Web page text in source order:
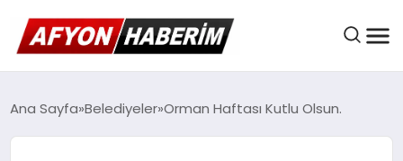
AFYON HABER
Ana Sayfa Belediyeler Orman Haftası Kutlu Olsun.